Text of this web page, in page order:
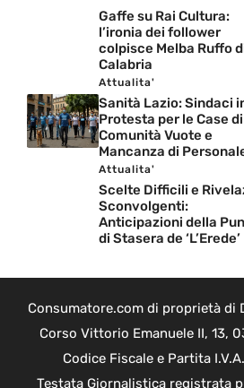
Gaffe su Rai Cultura:
l’ironia dei follower
colpisce Melba Ruffo
Calabria
Attualita'
Sanità Lazio: Sindaci
Protesta per le Case di
Comunità Vuote e
Mancanza di
Attualita'
Scelte Difficili e
Sconvolgenti:
Anticipazioni della
di Stasera de ‘L’Erede’
Consumatore.com di proprietà di
Corso Vittorio Emanuele II, 13,
Codice Fiscale e Partita
Testata Giornalistica registrata